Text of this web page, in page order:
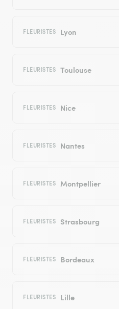
FLEURISTES Lyon
FLEURISTES Toulouse
FLEURISTES Nice
FLEURISTES Nantes
FLEURISTES Montpellier
FLEURISTES Strasbourg
FLEURISTES Bordeaux
FLEURISTES Lille